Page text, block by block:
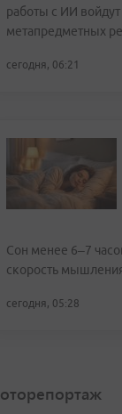
работы с ИИ
метапредметных
сегодня, 06:21
Сон менее 6–7
скорость
сегодня, 05:28